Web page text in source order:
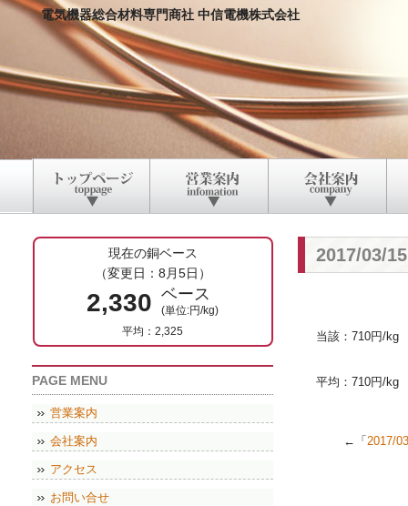
電気機器総合材料専門商社 中信電機株式会社
2017/03/
当該：710円/kg
平均：710円/kg
←「 2017/
現在の銅ベース
（変更日：8月5日）
2,330 ベース
(単位:円/kg)
平均：2,325
PAGE MENU
営業案内
会社案内
アクセス
お問い合せ